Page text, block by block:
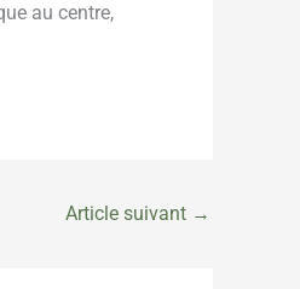
au centre,
Article suivant →